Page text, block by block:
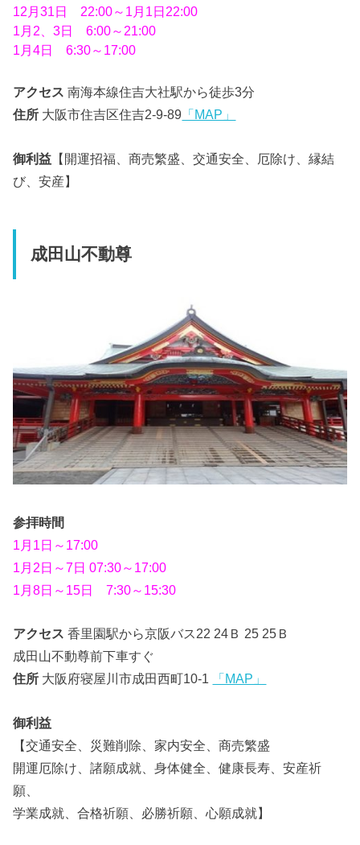
12月31日 22:00～1月1日22:00
1月2、3日 6:00～21:00
1月4日 6:30～17:00
アクセス 南海本線住吉大社駅から徒歩3分
住所 大阪市住吉区住吉2-9-89 「MAP」
御利益 【開運招福、商売繁盛、交通安全、厄除け、縁結
び、安産】
成田山不動尊
参拝時間
1月1日～17:00
1月2日～7日 07:30～17:00
1月8日～15日 7:30～15:30
アクセス 香里園駅から京阪バス22 24Ｂ 25 25Ｂ
成田山不動尊前下車すぐ
住所 大阪府寝屋川市成田西町10-1 「MAP」
御利益
【交通安全、災難削除、家内安全、商売繁盛
開運厄除け、諸願成就、身体健全、健康長寿、安産祈
願、
学業成就、合格祈願、必勝祈願、心願成就】